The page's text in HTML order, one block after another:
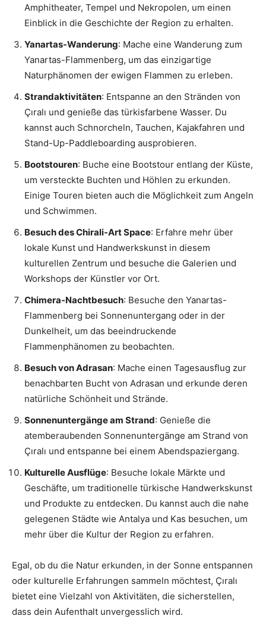
Amphitheater, Tempel und Nekropolen, um einen
Einblick in die Geschichte der Region zu erhalten.
Yanartas-Wanderung: Mache eine Wanderung zum
Yanartas-Flammenberg, um das einzigartige
Naturphänomen der ewigen Flammen zu erleben.
Strandaktivitäten: Entspanne an den Stränden von
Çıralı und genieße das türkisfarbene Wasser. Du
kannst auch Schnorcheln, Tauchen, Kajakfahren und
Stand-Up-Paddleboarding ausprobieren.
Bootstouren: Buche eine Bootstour entlang der Küste,
um versteckte Buchten und Höhlen zu erkunden.
Einige Touren bieten auch die Möglichkeit zum Angeln
und Schwimmen.
Besuch des Chirali-Art Space: Erfahre mehr über
lokale Kunst und Handwerkskunst in diesem
kulturellen Zentrum und besuche die Galerien und
Workshops der Künstler vor Ort.
Chimera-Nachtbesuch: Besuche den Yanartas-
Flammenberg bei Sonnenuntergang oder in der
Dunkelheit, um das beeindruckende
Flammenphänomen zu beobachten.
Besuch von Adrasan: Mache einen Tagesausflug zur
benachbarten Bucht von Adrasan und erkunde deren
natürliche Schönheit und Strände.
Sonnenuntergänge am Strand: Genieße die
atemberaubenden Sonnenuntergänge am Strand von
Çıralı und entspanne bei einem Abendspaziergang.
Kulturelle Ausflüge: Besuche lokale Märkte und
Geschäfte, um traditionelle türkische Handwerkskunst
und Produkte zu entdecken. Du kannst auch die nahe
gelegenen Städte wie Antalya und Kas besuchen, um
mehr über die Kultur der Region zu erfahren.
Egal, ob du die Natur erkunden, in der Sonne entspannen
oder kulturelle Erfahrungen sammeln möchtest, Çıralı
bietet eine Vielzahl von Aktivitäten, die sicherstellen,
dass dein Aufenthalt unvergesslich wird.